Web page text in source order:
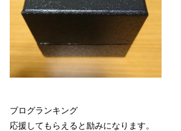
ブログランキング
応援してもらえると励みになります。